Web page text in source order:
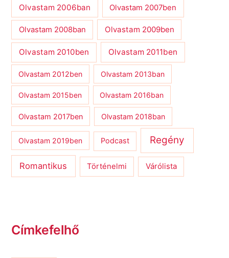
Olvastam 2006ban Olvastam 2007ben
Olvastam 2008ban Olvastam 2009ben
Olvastam 2010ben Olvastam 2011ben
Olvastam 2012ben Olvastam 2013ban
Olvastam 2015ben Olvastam 2016ban
Olvastam 2017ben Olvastam 2018ban
Olvastam 2019ben Podcast Regény
Romantikus Történelmi Várólista
Címkefelhő